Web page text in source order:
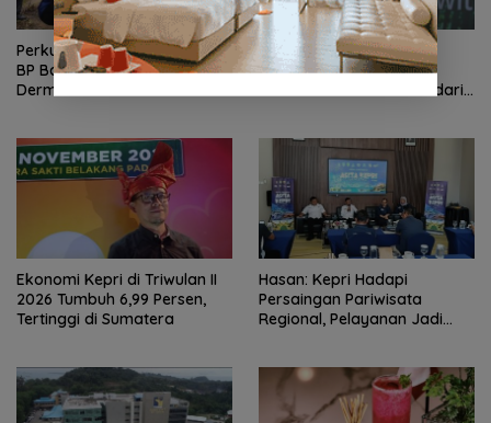
Perkuat Ketahanan Air Baku,
BP Batam Gandeng Mc
Dermott Tanam Bambu
BP Batam Optimalkan
Pelayanan Air Bersih,
Pasokan Kawasan NDP dari
Ekonomi Kepri di Triwulan II
2026 Tumbuh 6,99 Persen,
Tertinggi di Sumatera
Hasan: Kepri Hadapi
Persaingan Pariwisata
Regional, Pelayanan Jadi